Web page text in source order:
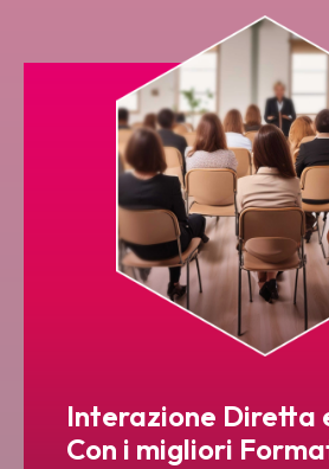
Interazione Diretta
Con i migliori